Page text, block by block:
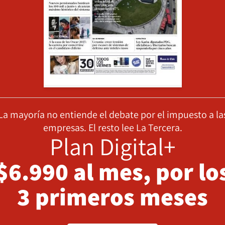
mayoría no entiende el debate por el impuesto a
empresas. El resto lee La Tercera.
Plan Digital+
al mes, por
3 primeros meses